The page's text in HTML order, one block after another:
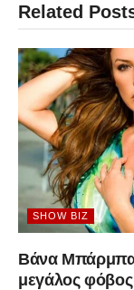
Related
SHOW BIZ
Βάνα Μπάρμπα:
μεγάλος